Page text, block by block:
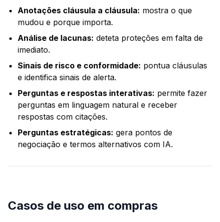
Anotações cláusula a cláusula: mostra o que
mudou e porque importa.
Análise de lacunas: deteta proteções em falta de
imediato.
Sinais de risco e conformidade: pontua cláusulas
e identifica sinais de alerta.
Perguntas e respostas interativas: permite fazer
perguntas em linguagem natural e receber
respostas com citações.
Perguntas estratégicas: gera pontos de
negociação e termos alternativos com IA.
Casos de uso em compras